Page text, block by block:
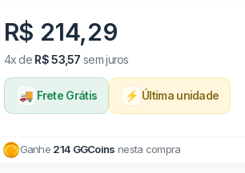
R$ 214,29
4x de R$ 53,57 sem juros
🚚 Frete Grátis ⚡ Última unidade
Ganhe 214 GGCoins nesta compra